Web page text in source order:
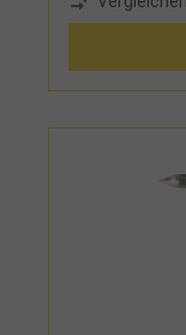
Schriftband